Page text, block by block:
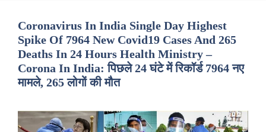
Coronavirus In India Single Day Highest
Spike Of 7964 New Covid19 Cases And 265
Deaths In 24 Hours Health Ministry –
Corona In India: पिछले 24 घंटे में रिकॉर्ड 7964 नए
मामले, 265 लोगों की मौत